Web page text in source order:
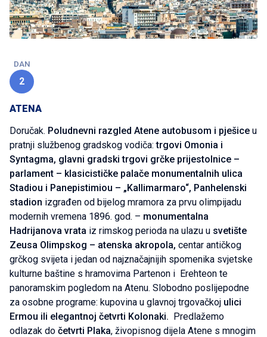
DAN
2
ATENA
Doručak. Poludnevni razgled Atene autobusom i pješice u
pratnji službenog gradskog vodiča:trgovi Omonia i
Syntagma, glavni gradski trgovi grčke prijestolnice –
parlament – klasicističke palače monumentalnih ulica
Stadiou i Panepistimiou – „Kallimarmaro“, Panhelenski
stadion izgrađen od bijelog mramora za prvu olimpijadu
modernih vremena 1896. god. – monumentalna
Hadrijanova vrata iz rimskog perioda na ulazu u svetište
Zeusa Olimpskog – atenska akropola, centar antičkog
grčkog svijeta i jedan od najznačajnijih spomenika svjetske
kulturne baštine s hramovima Partenon i Erehteon te
panoramskim pogledom na Atenu. Slobodno poslijepodne
za osobne programe: kupovina u glavnoj trgovačkoj ulici
Ermou ili elegantnoj četvrti Kolonaki. Predlažemo
odlazak do četvrti Plaka, živopisnog dijela Atene s mnogim